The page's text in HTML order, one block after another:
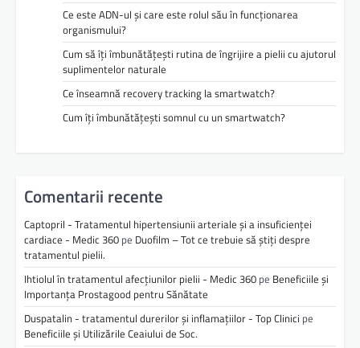
Ce este ADN-ul și care este rolul său în funcționarea
organismului?
Cum să îți îmbunătățești rutina de îngrijire a pielii cu ajutorul
suplimentelor naturale
Ce înseamnă recovery tracking la smartwatch?
Cum îți îmbunătățești somnul cu un smartwatch?
Comentarii recente
Captopril - Tratamentul hipertensiunii arteriale și a insuficienței
cardiace - Medic 360 pe Duofilm – Tot ce trebuie să știți despre
tratamentul pielii.
Ihtiolul în tratamentul afecțiunilor pielii - Medic 360 pe Beneficiile și
Importanța Prostagood pentru Sănătate
Duspatalin - tratamentul durerilor și inflamațiilor - Top Clinici pe
Beneficiile și Utilizările Ceaiului de Soc.